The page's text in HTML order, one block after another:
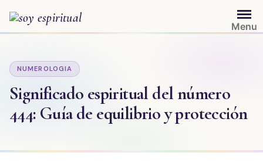
contenido
Menu
NUMEROLOGIA
Significado espiritual del número
444: Guía de equilibrio y protección